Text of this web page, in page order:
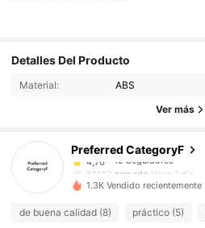
Detalles Del Producto
Material: ABS
Ver más
Preferred CategoryF
4,76 19 Seguidores
19 Seguidores
19 Seguidores
4,76
19 Seguidores
6***2
seguido
4,76
4,76
1.3K Vendido recientemente
de buena calidad (8) práctico (5)